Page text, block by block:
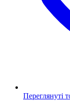
Переглянуті